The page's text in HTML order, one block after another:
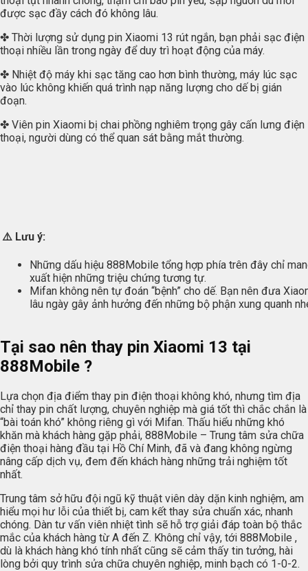
được sạc đầy cách đó không lâu.
✤ Thời lượng sử dụng pin Xiaomi 13 rút ngắn, bạn phải sạc điện
thoại nhiều lần trong ngày để duy trì hoạt động của máy.
✤ Nhiệt độ máy khi sạc tăng cao hơn bình thường, máy lúc sạc
vào lúc không khiến quá trình nạp năng lượng cho dế bị gián
đoạn.
✤ Viên pin Xiaomi bị chai phồng nghiêm trọng gây cấn lưng điện
thoại, người dùng có thể quan sát bằng mắt thường.
⚠️ Lưu ý:
Những dấu hiệu 888Mobile tổng hợp phía trên đây chỉ
xuất hiện những triệu chứng tương tự.
Mifan không nên tự đoán “bệnh” cho dế. Bạn nên đưa
lâu ngày gây ảnh hưởng đến những bộ phận xung quanh
Tại sao nên thay pin Xiaomi 13 tại
888Mobile ?
Lựa chọn địa điểm thay pin điện thoại không khó, nhưng tìm địa
chỉ thay pin chất lượng, chuyên nghiệp mà giá tốt thì chắc chắn là
“bài toán khó” không riêng gì với Mifan. Thấu hiểu những khó
khăn mà khách hàng gặp phải, 888Mobile – Trung tâm sửa chữa
điện thoại hàng đầu tại Hồ Chí Minh, đã và đang không ngừng
nâng cấp dịch vụ, đem đến khách hàng những trải nghiệm tốt
nhất.
Trung tâm sở hữu đội ngũ kỹ thuật viên dày dặn kinh nghiệm, am
hiểu mọi hư lỗi của thiết bị, cam kết thay sửa chuẩn xác, nhanh
chóng. Dàn tư vấn viên nhiệt tình sẽ hỗ trợ giải đáp toàn bộ thắc
mắc của khách hàng từ A đến Z. Không chỉ vậy, tới 888Mobile ,
dù là khách hàng khó tính nhất cũng sẽ cảm thấy tin tưởng, hài
lòng bởi quy trình sửa chữa chuyên nghiệp, minh bạch có 1-0-2.